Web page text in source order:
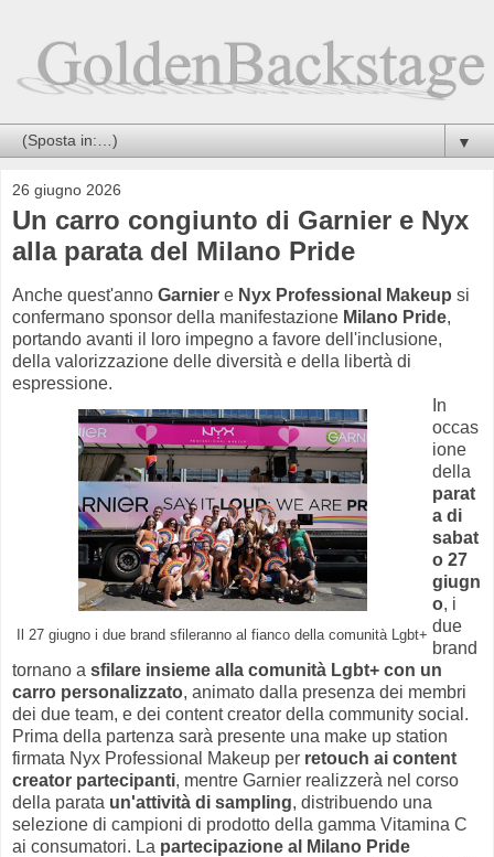
▼
26 giugno 2026
Un carro congiunto di Garnier e Nyx
alla parata del Milano Pride
Anche quest'anno Garnier e Nyx Professional Makeup si
confermano sponsor della manifestazione Milano Pride,
portando avanti il loro impegno a favore dell'inclusione,
della valorizzazione delle diversità e della libertà di
espressione.
Il 27 giugno i due brand sfileranno al fianco della comunità Lgbt+
In
occas
ione
della
parat
a di
sabat
o 27
giugn
o, i
due
brand
tornano a sfilare insieme alla comunità Lgbt+ con un
carro personalizzato, animato dalla presenza dei membri
dei due team, e dei content creator della community social.
Prima della partenza sarà presente una make up station
firmata Nyx Professional Makeup per retouch ai content
creator partecipanti, mentre Garnier realizzerà nel corso
della parata un'attività di sampling, distribuendo una
selezione di campioni di prodotto della gamma Vitamina C
ai consumatori. La partecipazione al Milano Pride